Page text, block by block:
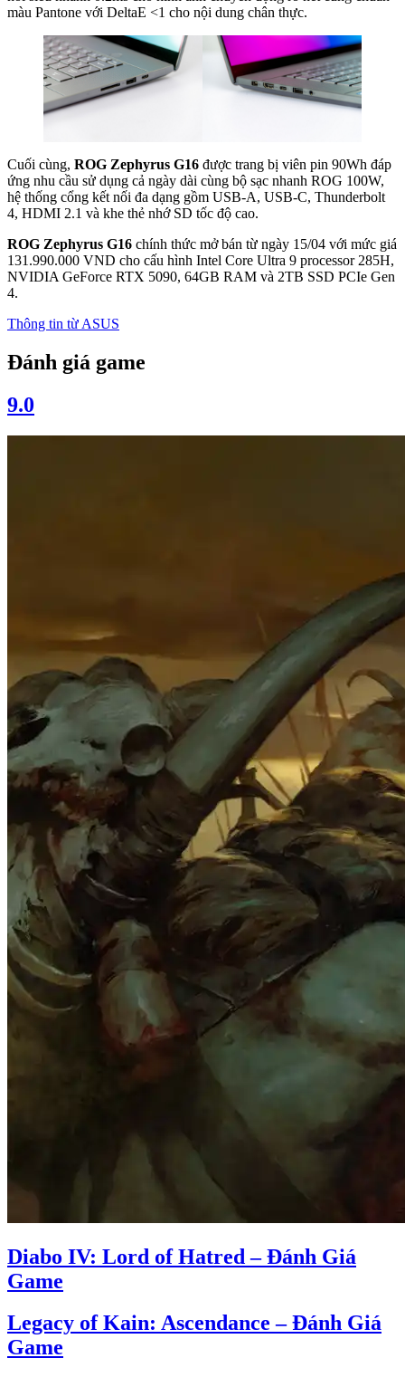
màu Pantone với DeltaE <1 cho nội dung chân thực.
Cuối cùng, ROG Zephyrus G16 được trang bị viên pin 90Wh đáp
ứng nhu cầu sử dụng cả ngày dài cùng bộ sạc nhanh ROG 100W,
hệ thống cổng kết nối đa dạng gồm USB-A, USB-C, Thunderbolt
4, HDMI 2.1 và khe thẻ nhớ SD tốc độ cao.
ROG Zephyrus G16 chính thức mở bán từ ngày 15/04 với mức giá
131.990.000 VND cho cấu hình Intel Core Ultra 9 processor 285H,
NVIDIA GeForce RTX 5090, 64GB RAM và 2TB SSD PCIe Gen
4.
Thông tin từ ASUS
Đánh giá game
9.0
Diabo IV: Lord of Hatred – Đánh Giá
Game
Legacy of Kain: Ascendance – Đánh Giá
Game